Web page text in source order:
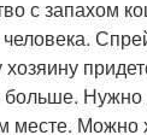
с запахом
Нужно
месте.